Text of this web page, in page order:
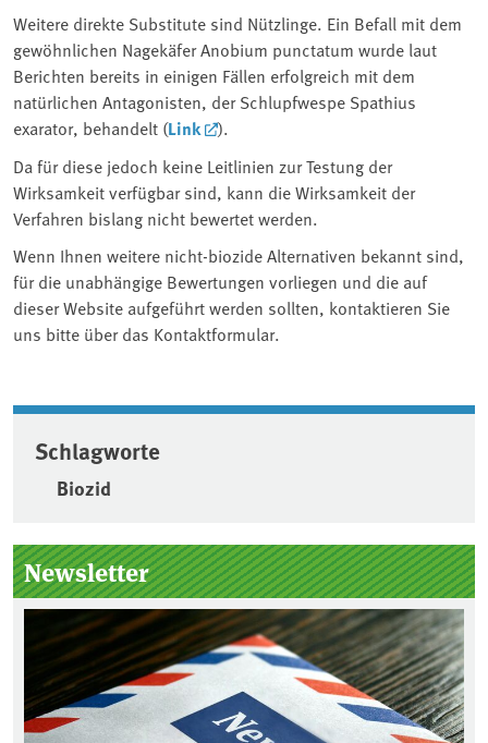
Weitere direkte Substitute sind Nützlinge. Ein Befall mit dem
gewöhnlichen Nagekäfer Anobium punctatum wurde laut
Berichten bereits in einigen Fällen erfolgreich mit dem
natürlichen Antagonisten, der Schlupfwespe Spathius
exarator, behandelt (Link
).
Da für diese jedoch keine Leitlinien zur Testung der
Wirksamkeit verfügbar sind, kann die Wirksamkeit der
Verfahren bislang nicht bewertet werden.
Wenn Ihnen weitere nicht-biozide Alternativen bekannt sind,
für die unabhängige Bewertungen vorliegen und die auf
dieser Website aufgeführt werden sollten, kontaktieren Sie
uns bitte über das Kontaktformular.
Schlagworte
Biozid
Seitenleiste
Newsletter